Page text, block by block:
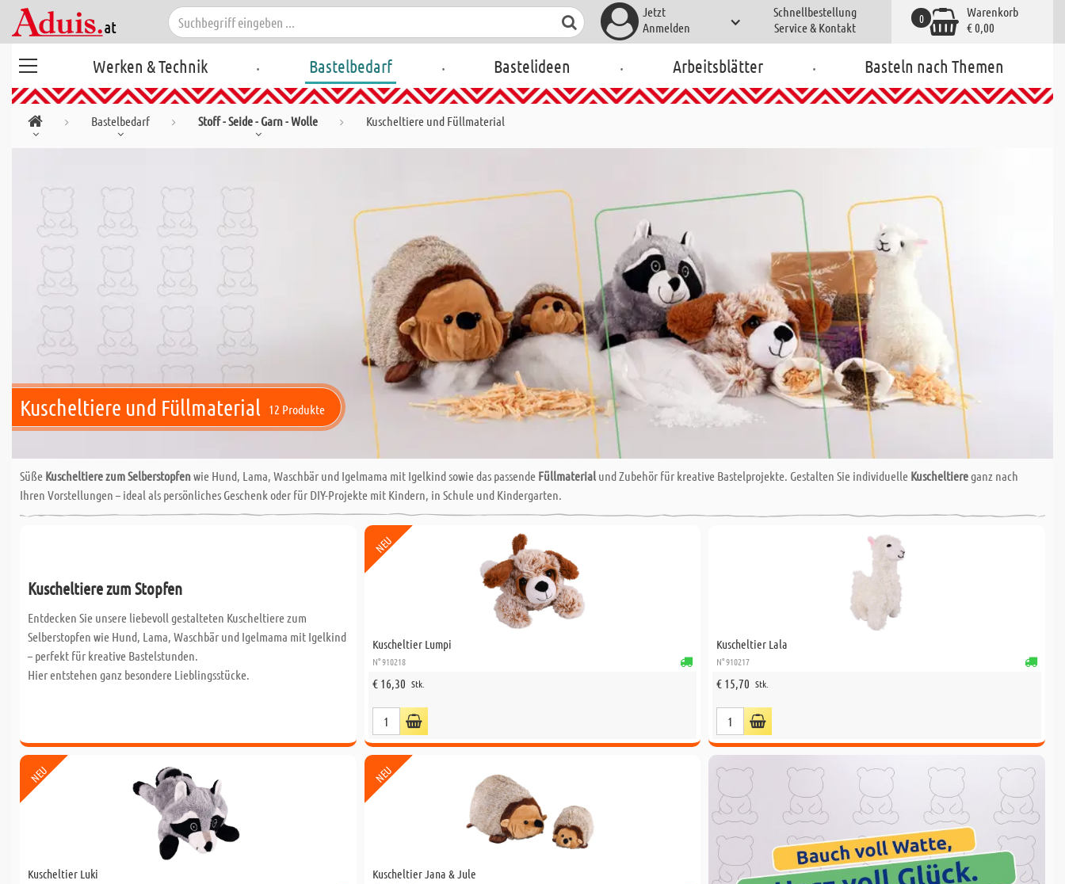
Jetzt
Anmelden
Schnellbestellung
Service & Kontakt
Warenkorb
€ 0,00
0
Werken & Technik . Bastelbedarf . Bastelideen . Arbeitsblätter . Basteln nach Themen
Bastelbedarf Stoff - Seide - Garn - Wolle Kuscheltiere und Füllmaterial
Kuscheltiere und Füllmaterial 12 Produkte
Süße Kuscheltiere zum Selberstopfenwie Hund, Lama, Waschbär und Igelmama mit Igelkind sowie das passende Füllmaterialund Zubehör für kreative Bastelprojekte. Gestalten Sie individuelle Kuscheltiereganz nach
Ihren Vorstellungen – ideal als persönliches Geschenk oder für DIY-Projekte mit Kindern, in Schule und Kindergarten.
Kuscheltiere zum Stopfen
Entdecken Sie unsere liebevoll gestalteten Kuscheltiere zum
Selberstopfen wie Hund, Lama, Waschbär und Igelmama mit Igelkind
– perfekt für kreative Bastelstunden.
Hier entstehen ganz besondere Lieblingsstücke.
Kuscheltier Lumpi
N° 910218
€ 16,30 Stk.
NEU
Kuscheltier Lala
N° 910217
€ 15,70 Stk.
Kuscheltier Luki
NEU
Kuscheltier Jana & Jule
NEU